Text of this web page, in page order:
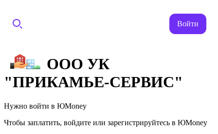
Войти
ООО УК
"ПРИКАМЬЕ-СЕРВИС"
Нужно войти в ЮMoney
Чтобы заплатить, войдите или зарегистрируйтесь в ЮMoney